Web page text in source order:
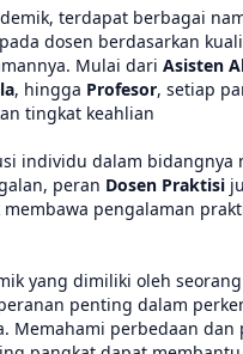
terdapat berbagai
dosen berdasarkan
Mulai dari Asisten
, hingga Profesor, setiap
tingkat keahlian
individu dalam bidangnya
peran Dosen Praktisi
pengalaman
yang dimiliki oleh
penting dalam
Memahami perbedaan dan